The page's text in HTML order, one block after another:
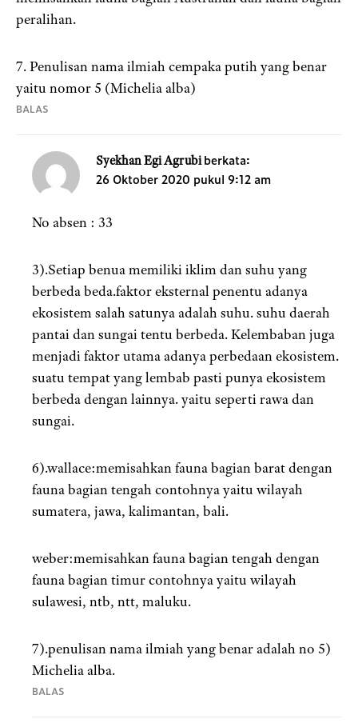
peralihan.
7. Penulisan nama ilmiah cempaka putih yang benar
yaitu nomor 5 (Michelia alba)
BALAS
Syekhan Egi Agrubi berkata:
26 Oktober 2020 pukul 9:12 am
No absen : 33
3).Setiap benua memiliki iklim dan suhu yang
berbeda beda.faktor eksternal penentu adanya
ekosistem salah satunya adalah suhu. suhu daerah
pantai dan sungai tentu berbeda. Kelembaban juga
menjadi faktor utama adanya perbedaan ekosistem.
suatu tempat yang lembab pasti punya ekosistem
berbeda dengan lainnya. yaitu seperti rawa dan
sungai.
6).wallace:memisahkan fauna bagian barat dengan
fauna bagian tengah contohnya yaitu wilayah
sumatera, jawa, kalimantan, bali.
weber:memisahkan fauna bagian tengah dengan
fauna bagian timur contohnya yaitu wilayah
sulawesi, ntb, ntt, maluku.
7).penulisan nama ilmiah yang benar adalah no 5)
Michelia alba.
BALAS